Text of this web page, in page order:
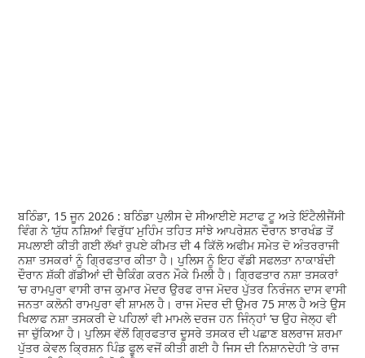
ਬਠਿੰਡਾ, 15 ਜੂਨ 2026 : ਬਠਿੰਡਾ ਪੁਲੀਸ ਦੇ ਸੀਆਈਏ ਸਟਾਫ ਟੂ ਅਤੇ ਇੰਟੈਲੀਜੈਂਸੀ
ਵਿੰਗ ਨੇ ‘ਯੁੱਧ ਨਸ਼ਿਆਂ ਵਿਰੁੱਧ’ ਮੁਹਿੰਮ ਤਹਿਤ ਸਾਂਝੇ ਆਪਰੇਸ਼ਨ ਦੌਰਾਨ ਝਾਰਖੰਡ ਤੋਂ
ਸਪਲਾਈ ਕੀਤੀ ਗਈ ਲੱਖਾਂ ਰੁਪਏ ਕੀਮਤ ਦੀ 4 ਕਿੱਲੋ ਅਫੀਮ ਸਮੇਤ ਦੋ ਅੰਤਰਰਾਜੀ
ਨਸ਼ਾ ਤਸਕਰਾਂ ਨੂੰ ਗ੍ਰਿਫਤਾਰ ਕੀਤਾ ਹੈ। ਪੁਲਿਸ ਨੂੰ ਇਹ ਵੱਡੀ ਸਫਲਤਾ ਨਾਕਾਬੰਦੀ
ਦੌਰਾਨ ਸ਼ੱਕੀ ਗੱਡੀਆਂ ਦੀ ਚੈਕਿੰਗ ਕਰਨ ਮੌਕੇ ਮਿਲੀ ਹੈ। ਗ੍ਰਿਫਤਾਰ ਨਸ਼ਾ ਤਸਕਰਾਂ
’ਚ ਰਾਮਪੁਰਾ ਵਾਸੀ ਰਾਜ ਕੁਮਾਰ ਮੋਦਰ ਉਰਫ ਰਾਜ ਮੋਦਰ ਪੁੱਤਰ ਨਿਰੰਜਨ ਦਾਸ ਵਾਸੀ
ਜਨਤਾ ਕਲੋਨੀ ਰਾਮਪੁਰਾ ਵੀ ਸ਼ਾਮਲ ਹੈ। ਰਾਜ ਮੋਦਰ ਦੀ ਉਮਰ 75 ਸਾਲ ਹੈ ਅਤੇ ਉਸ
ਖਿਲਾਫ ਨਸ਼ਾ ਤਸਕਰੀ ਦੇ ਪਹਿਲਾਂ ਵੀ ਮਾਮਲੇ ਦਰਜ ਹਨ ਜਿੰਨ੍ਹਾਂ ’ਚ ਉਹ ਜੇਲ੍ਹ ਵੀ
ਜਾ ਚੁੱਕਿਆ ਹੈ। ਪੁਲਿਸ ਵੱਲੋਂ ਗ੍ਰਿਫਤਾਰ ਦੂਸਰੇ ਤਸਕਰ ਦੀ ਪਛਾਣ ਬਲਰਾਜ ਸ਼ਰਮਾ
ਪੁੱਤਰ ਕੇਵਲ ਕ੍ਰਿਸ਼ਨ ਪਿੰਡ ਫੂਲ ਵਜੋਂ ਕੀਤੀ ਗਈ ਹੈ ਜਿਸ ਦੀ ਨਿਸ਼ਾਨਦੇਹੀ ’ਤੇ ਰਾਜ